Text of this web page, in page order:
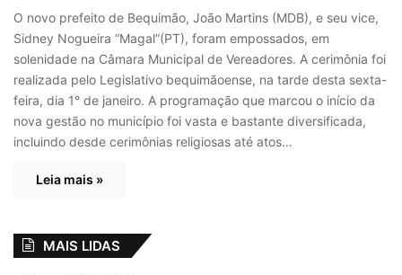
O novo prefeito de Bequimão, João Martins (MDB), e seu vice,
Sidney Nogueira “Magal”(PT), foram empossados, em
solenidade na Câmara Municipal de Vereadores. A cerimônia foi
realizada pelo Legislativo bequimãoense, na tarde desta sexta-
feira, dia 1° de janeiro. A programação que marcou o início da
nova gestão no município foi vasta e bastante diversificada,
incluindo desde cerimônias religiosas até atos…
Leia mais »
MAIS LIDAS